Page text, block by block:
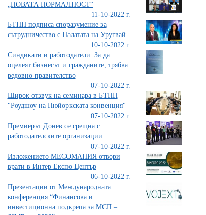
„НОВАТА НОРМАЛНОСТ“
11-10-2022 г.
БТПП подписа споразумение за
сътрудничество с Палатата на Уругвай
10-10-2022 г.
Синдикати и работодатели: За да
оцелеят бизнесът и гражданите, трябва
редовно правителство
07-10-2022 г.
Широк отзвук на семинара в БТПП
"Роудшоу на Нюйоркската конвенция"
07-10-2022 г.
Премиерът Донев се срещна с
работодателските организации
07-10-2022 г.
Изложението МЕСОМАНИЯ отвори
врати в Интер Експо Център
06-10-2022 г.
Презентации от Международната
конференция “Финансова и
инвестиционна подкрепа за МСП –